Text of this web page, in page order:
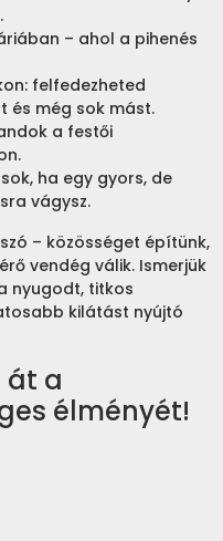
– ahol a pihenés
felfedezheted
és még sok mást.
a festői
ha egy gyors, de
vágysz.
– közösséget építünk,
vendég válik. Ismerjük
nyugodt, titkos
kilátást nyújtó
át a
élményét!